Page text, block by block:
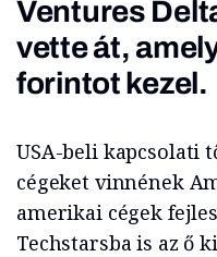
Ventures
vette át,
forintot kezel.
USA-beli kapcsolati
cégeket vinnének
amerikai cégek
Techstarsba is az ő